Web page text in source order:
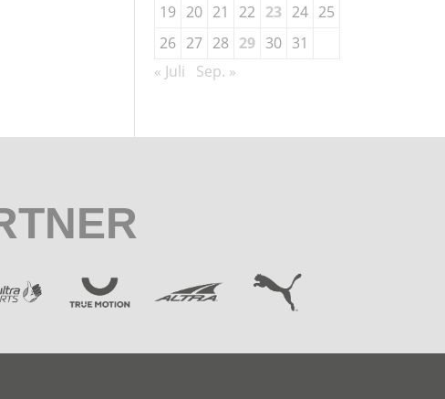
19 20 21 22 23 24 25
26 27 28 29 30 31
« Juli
Sep. »